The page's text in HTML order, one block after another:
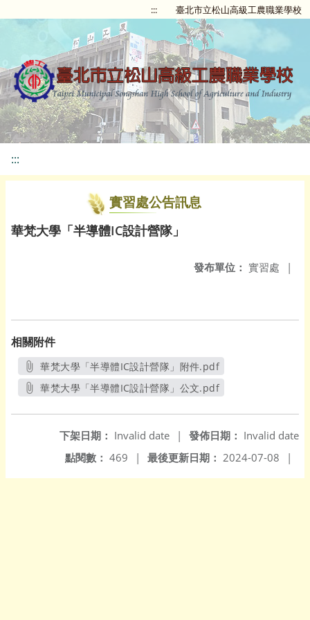
::: 臺北市立松山高級工農職業學校
:::
實習處公告訊息
華梵大學「半導體IC設計營隊」
發布單位： 實習處 |
相關附件
華梵大學「半導體IC設計營隊」附件.pdf
另開新視窗
華梵大學「半導體IC設計營隊」公文.pdf
發佈日期： Invalid date
下架日期： Invalid date
|
最後更新日期： 2024-07-08 |
點閱數： 469 |